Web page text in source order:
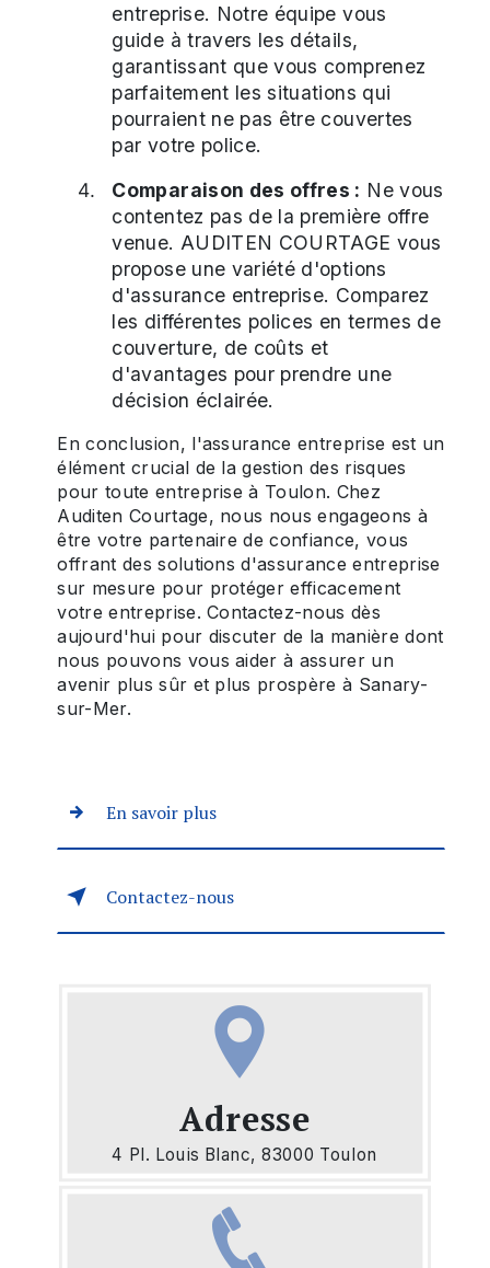
entreprise. Notre équipe vous
guide à travers les détails,
garantissant que vous comprenez
parfaitement les situations qui
pourraient ne pas être couvertes
par votre police.
Comparaison des offres : Ne vous
contentez pas de la première offre
venue. AUDITEN COURTAGE vous
propose une variété d'options
d'assurance entreprise. Comparez
les différentes polices en termes de
couverture, de coûts et
d'avantages pour prendre une
décision éclairée.
En conclusion, l'assurance entreprise est un
élément crucial de la gestion des risques
pour toute entreprise à Toulon. Chez
Auditen Courtage, nous nous engageons à
être votre partenaire de confiance, vous
offrant des solutions d'assurance entreprise
sur mesure pour protéger efficacement
votre entreprise. Contactez-nous dès
aujourd'hui pour discuter de la manière dont
nous pouvons vous aider à assurer un
avenir plus sûr et plus prospère à Sanary-
sur-Mer.
En savoir plus
Contactez-nous
Adresse
4 Pl. Louis Blanc, 83000 Toulon